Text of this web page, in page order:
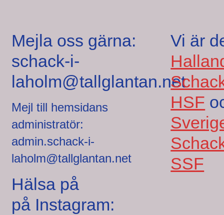
Mejla oss gärna:
schack-i-
laholm@tallglantan.net
Mejl till hemsidans
administratör:
admin.schack-i-
laholm@tallglantan.net
Hälsa på
på Instagram:
Vi är
HSF
SSF